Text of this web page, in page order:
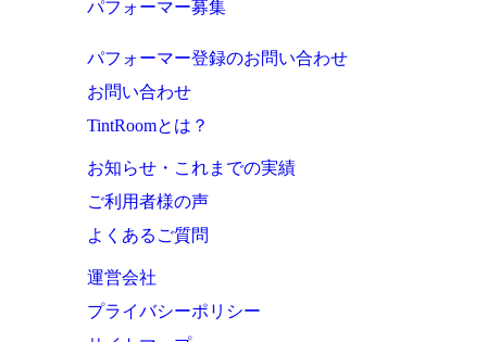
パフォーマー募集
パフォーマー登録のお問い合わせ
お問い合わせ
TintRoomとは？
お知らせ・これまでの実績
ご利用者様の声
よくあるご質問
運営会社
プライバシーポリシー